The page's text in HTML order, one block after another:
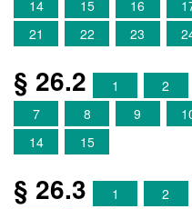
14
15 16
21
22 23
§ 26.2 1 2
7
8 9
14
15
§ 26.3 1 2